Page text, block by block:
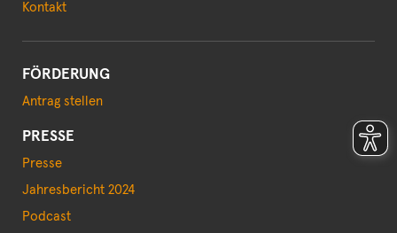
Kontakt
FÖRDERUNG
Antrag stellen
PRESSE
Presse
Jahresbericht 2024
Podcast